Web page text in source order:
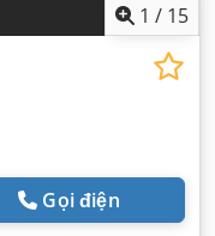
1 / 15
Gọi điện